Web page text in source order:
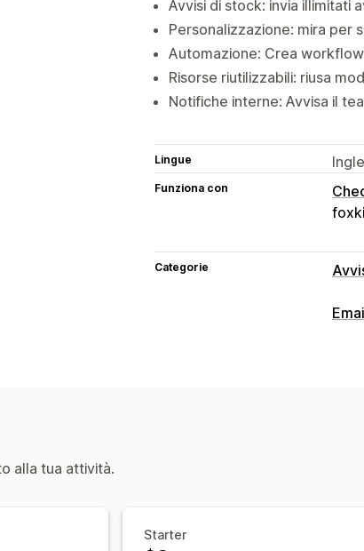
Avvisi di stock: invia illimitati
Personalizzazione: mira
Automazione: Crea
Risorse riutilizzabili: riusa
Notifiche interne: Avvisa il
Lingue
Funziona con
Categorie
alla tua attività.
Starter